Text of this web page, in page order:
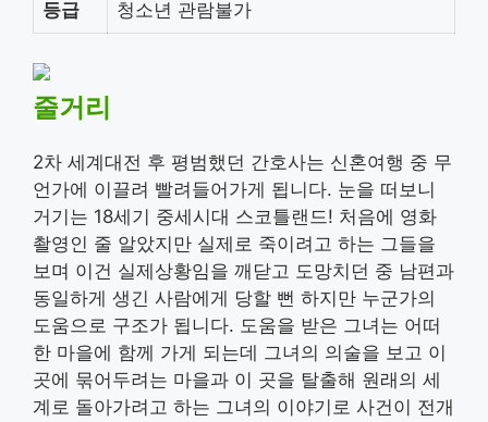
등급 청소년 관람불가
줄거리
2차 세계대전 후 평범했던 간호사는 신혼여행 중 무
언가에 이끌려 빨려들어가게 됩니다. 눈을 떠보니
거기는 18세기 중세시대 스코틀랜드! 처음에 영화
촬영인 줄 알았지만 실제로 죽이려고 하는 그들을
보며 이건 실제상황임을 깨닫고 도망치던 중 남편과
동일하게 생긴 사람에게 당할 뻔 하지만 누군가의
도움으로 구조가 됩니다. 도움을 받은 그녀는 어떠
한 마을에 함께 가게 되는데 그녀의 의술을 보고 이
곳에 묶어두려는 마을과 이 곳을 탈출해 원래의 세
계로 돌아가려고 하는 그녀의 이야기로 사건이 전개